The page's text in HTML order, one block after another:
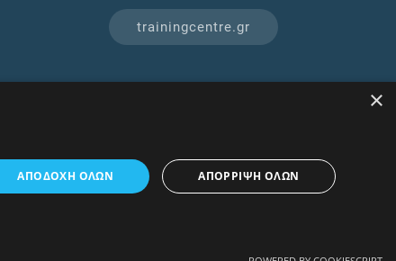
trainingcentre.gr
×
ΑΠΟΔΟΧΉ ΌΛΩΝ ΑΠΌΡΡΙΨΗ ΌΛΩΝ